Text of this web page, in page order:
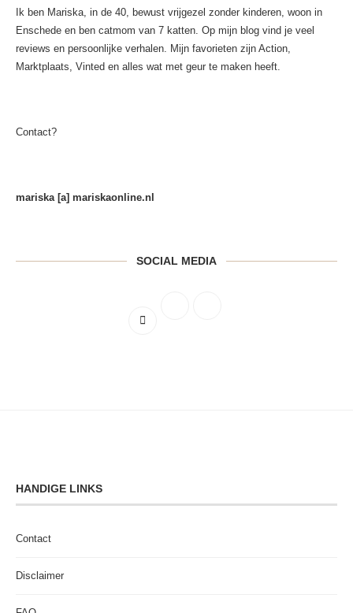
Ik ben Mariska, in de 40, bewust vrijgezel zonder kinderen, woon in
Enschede en ben catmom van 7 katten. Op mijn blog vind je veel
reviews en persoonlijke verhalen. Mijn favorieten zijn Action,
Marktplaats, Vinted en alles wat met geur te maken heeft.
Contact?
mariska [a] mariskaonline.nl
SOCIAL MEDIA
HANDIGE LINKS
Contact
Disclaimer